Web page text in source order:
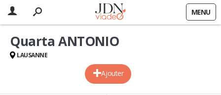
MENU
Ajouter
Quarta ANTONIO
LAUSANNE